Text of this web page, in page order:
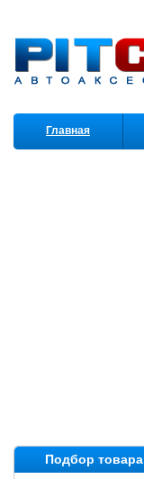
Главная
Подбор товара